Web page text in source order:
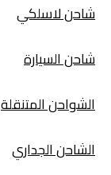
شاحن لاسلكي
شاحن السيارة
الشواحن المتنقلة
الشاحن الجداري